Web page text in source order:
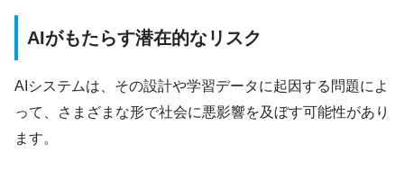
AIがもたらす潜在的なリスク
AIシステムは、その設計や学習データに起因する問題によ
って、さまざまな形で社会に悪影響を及ぼす可能性があり
ます。